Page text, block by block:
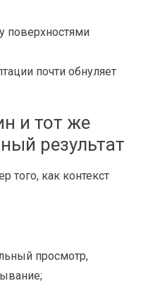
поверхностями
почти обнуляет
и тот же
результат
того, как контекст
просмотр,